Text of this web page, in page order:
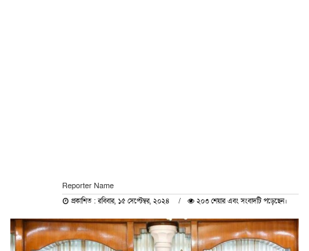
Reporter Name
প্রকাশিত : রবিবার, ১৫ সেপ্টেম্বর, ২০২৪ ২০৩ শেয়ার এবং সংবাদটি পড়েছেন।